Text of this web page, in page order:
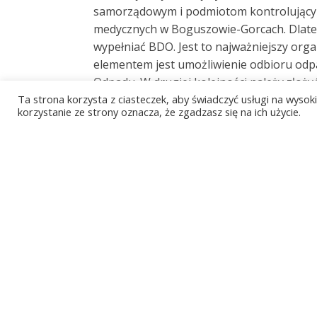
samorządowym i podmiotom
medycznych w Boguszowie-Gorcach.
wypełniać BDO. Jest to najważniejszy
elementem jest umożliwienie odbioru
Odpadu. W drugiej kolejności należy
Kartę Ewidencji Odpadowej bądź Kartę
bądź zakaźne. Jeżeli posiadasz
Ta strona korzysta z ciasteczek, aby świadczyć usługi na
korzystanie ze strony oznacza, że zgadzasz się na ich użycie.